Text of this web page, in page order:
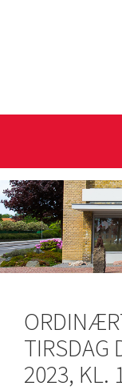
TIRSDAG
2023, KL.